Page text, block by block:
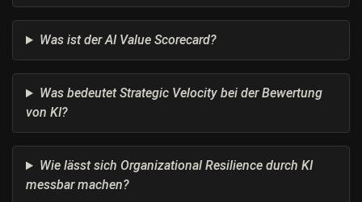
Was ist der AI Value Scorecard?
Was bedeutet Strategic Velocity bei der Bewertung
von KI?
Wie lässt sich Organizational Resilience durch KI
messbar machen?